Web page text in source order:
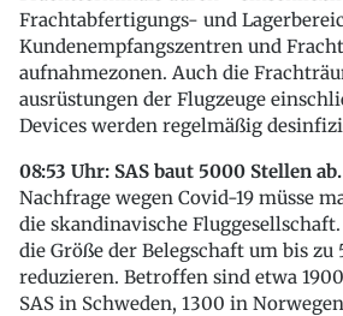
Frachtabfertigungs- und
Kundenempfangszentren und
aufnahmezonen. Auch die
ausrüstungen der Flugzeuge
Devices werden regelmäßig
08:53 Uhr: SAS baut 5000 Stellen ab.
Nachfrage wegen Covid-19 müsse
die skandinavische
die Größe der Belegschaft um bis
reduzieren. Betroffen sind etwa
SAS in Schweden, 1300 in